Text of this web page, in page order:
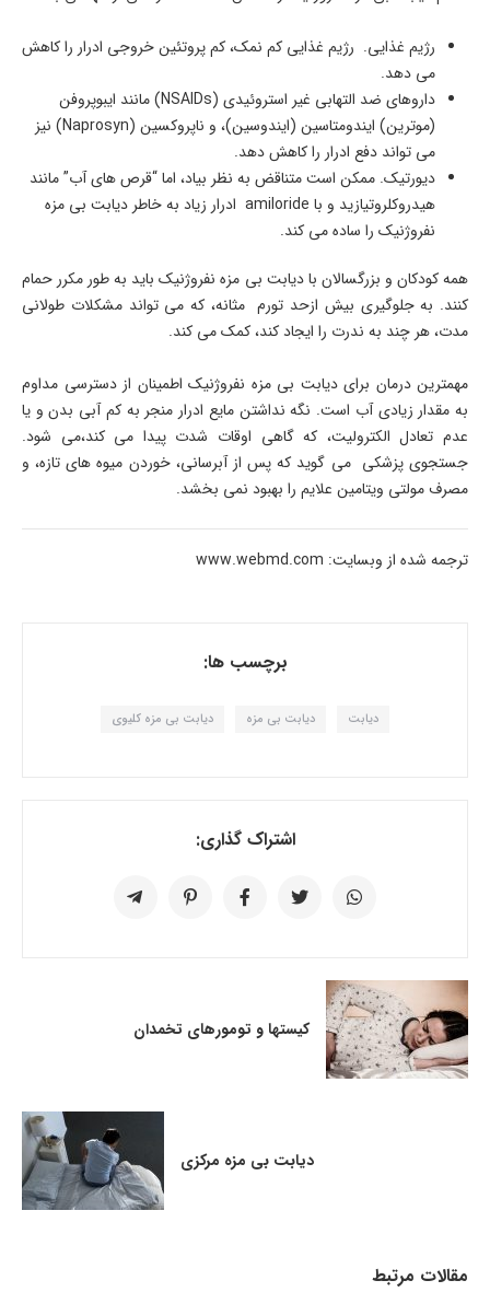
رژیم غذایی. رژیم غذایی کم نمک، کم پروتئین خروجی ادرار را کاهش
می دهد.
داروهای ضد التهابی غیر استروئیدی (NSAIDs) مانند ایبوپروفن
(موترین) ایندومتاسین (ایندوسین)، و ناپروکسین (Naprosyn) نیز
می تواند دفع ادرار را کاهش دهد.
دیورتیک. ممکن است متناقض به نظر بیاد، اما “قرص های آب” مانند
هیدروکلروتیازید و با amiloride ادرار زیاد به خاطر دیابت بی مزه
نفروژنیک را ساده می کند.
همه کودکان و بزرگسالان با دیابت بی مزه نفروژنیک باید به طور مکرر حمام
کنند. به جلوگیری بیش ازحد تورم مثانه، که می تواند مشکلات طولانی
مدت، هر چند به ندرت را ایجاد کند، کمک می کند.
مهمترین درمان برای دیابت بی مزه نفروژنیک اطمینان از دسترسی مداوم
به مقدار زیادی آب است. نگه نداشتن مایع ادرار منجر به کم آبی بدن و یا
عدم تعادل الکترولیت، که گاهی اوقات شدت پیدا می کند،می شود.
جستجوی پزشکی می گوید که پس از آبرسانی، خوردن میوه های تازه، و
مصرف مولتی ویتامین علایم را بهبود نمی بخشد.
ترجمه شده از وبسایت: www.webmd.com
برچسب ها:
دیابت دیابت بی مزه دیابت بی مزه کلیوی
اشتراک گذاری:
کیستها و تومورهای تخمدان
دیابت بی مزه مرکزی
مقالات مرتبط